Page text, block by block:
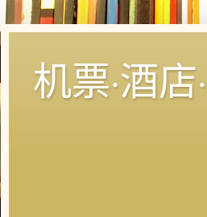
机票·酒店